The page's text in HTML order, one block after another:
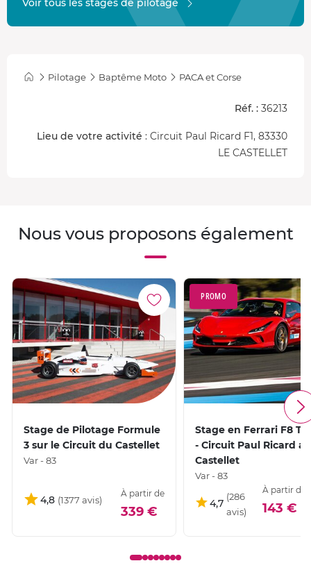
Voir tous les stages de pilotage
Pilotage Baptême Moto PACA et Corse
Réf. : 36213
Lieu de votre activité : Circuit Paul Ricard F1, 83330
LE CASTELLET
Nous vous proposons également
Stage de Pilotage Formule
3 sur le Circuit du Castellet
Var - 83
4,8
À partir de
339 €
PROMO
Stage en Ferrari F8
- Circuit Paul Ricard
Castellet
Var - 83
4,7
À partir de
143 €